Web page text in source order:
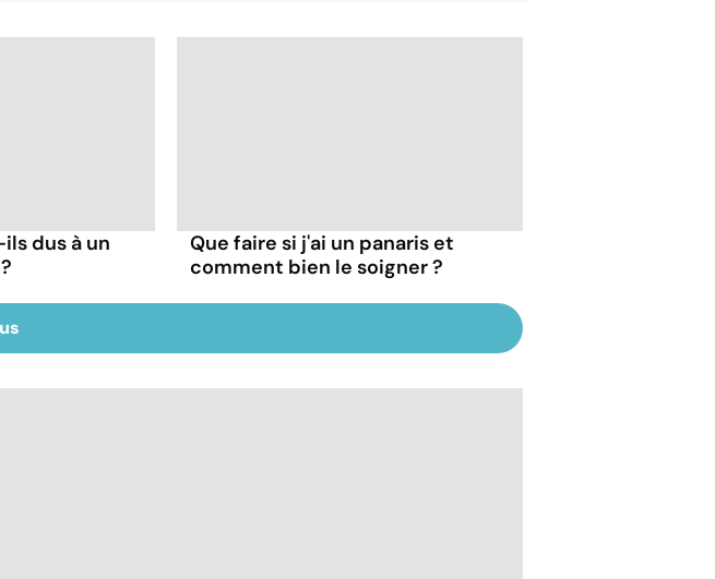
dus à un
Que faire si j'ai un panaris et
comment bien le soigner ?